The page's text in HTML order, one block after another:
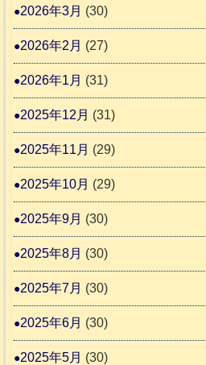
2026年3月 (30)
2026年2月 (27)
2026年1月 (31)
2025年12月 (31)
2025年11月 (29)
2025年10月 (29)
2025年9月 (30)
2025年8月 (30)
2025年7月 (30)
2025年6月 (30)
2025年5月 (30)